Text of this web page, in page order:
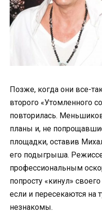
Позже, когда они все-
второго «Утомленного
повторилась.
планы и, не
площадки, оставив
его подыгрыша.
профессиональным
попросту «кинул»
если и пересекаются на
незнакомы.